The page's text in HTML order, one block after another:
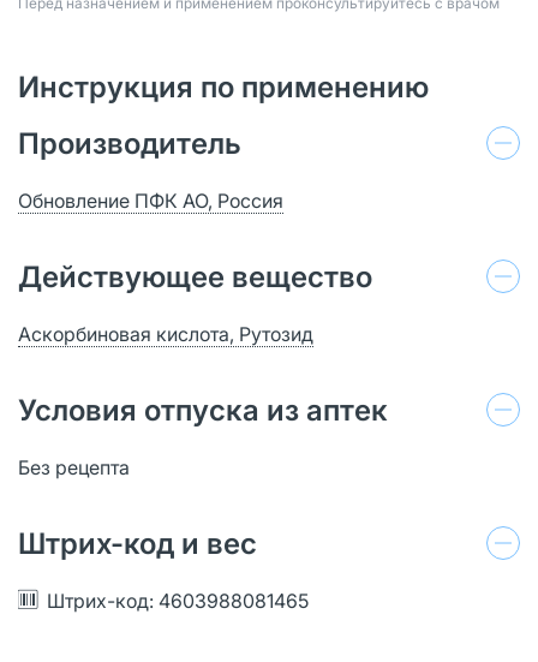
Инструкция по применению
Производитель
Обновление ПФК АО, Россия
Действующее вещество
Аскорбиновая кислота, Рутозид
Условия отпуска из аптек
Без рецепта
Штрих-код и вес
Штрих-код: 4603988081465